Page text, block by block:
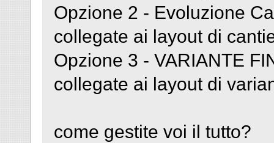
Opzione 2 - Evoluzione
collegate ai layout di
Opzione 3 - VARIANTE
collegate ai layout di
come gestite voi il tutto?